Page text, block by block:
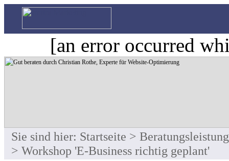
[an error occurred
Sie sind hier: Startseite >
> Workshop 'E-Business richtig geplant'